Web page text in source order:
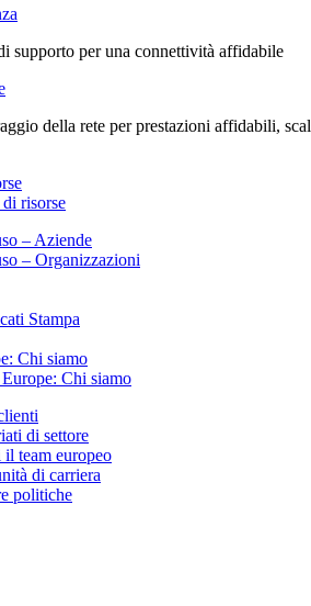
supporto per una connettività affidabile
della rete per prestazioni affidabili,
risorse
– Aziende
– Organizzazioni
Stampa
Chi siamo
Chi siamo
di settore
il team europeo
di carriera
politiche